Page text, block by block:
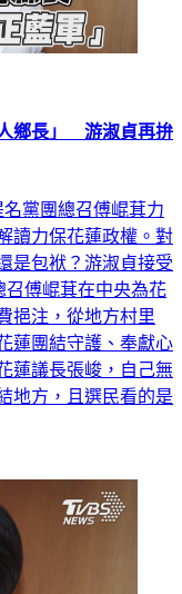
鄉長」 游淑貞再拚
黨團總召傅崐萁力
讀力保花蓮政權。對
是包袱？游淑貞接受
召傅崐萁在中央為花
挹注，從地方村里
蓮團結守護、奉獻心
蓮議長張峻，自己無
地方，且選民看的是